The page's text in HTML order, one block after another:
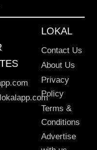
LOKAL
Contact Us
About Us
Privacy
Policy
Terms &
Conditions
Advertise